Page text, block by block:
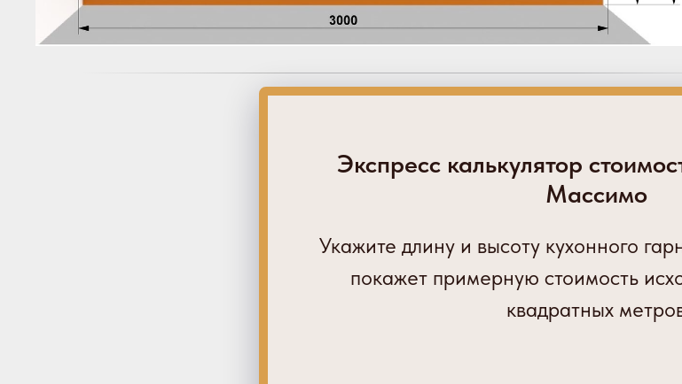
Экспресс калькулятор
Массимо
Укажите длину и высоту кухонного
покажет примерную стоимость
квадратных